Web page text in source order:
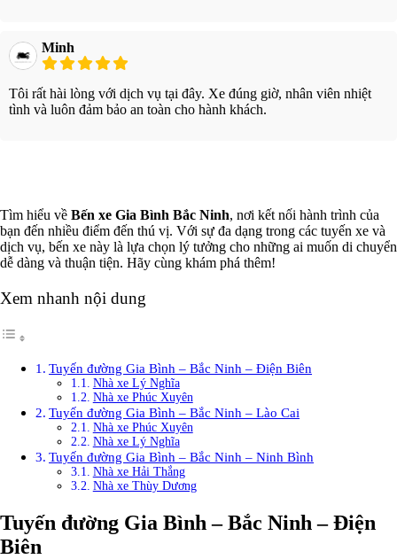
Minh
Tôi rất hài lòng với dịch vụ tại đây. Xe đúng giờ, nhân viên nhiệt
tình và luôn đảm bảo an toàn cho hành khách.
Tìm hiểu về Bến xe Gia Bình Bắc Ninh, nơi kết nối hành trình của
bạn đến nhiều điểm đến thú vị. Với sự đa dạng trong các tuyến xe và
dịch vụ, bến xe này là lựa chọn lý tưởng cho những ai muốn di chuyển
dễ dàng và thuận tiện. Hãy cùng khám phá thêm!
Xem nhanh nội dung
Tuyến đường Gia Bình – Bắc Ninh – Điện Biên
Nhà xe Lý Nghĩa
Nhà xe Phúc Xuyên
Tuyến đường Gia Bình – Bắc Ninh – Lào Cai
Nhà xe Phúc Xuyên
Nhà xe Lý Nghĩa
Tuyến đường Gia Bình – Bắc Ninh – Ninh Bình
Nhà xe Hải Thắng
Nhà xe Thùy Dương
Tuyến đường Gia Bình – Bắc Ninh – Điện
Biên